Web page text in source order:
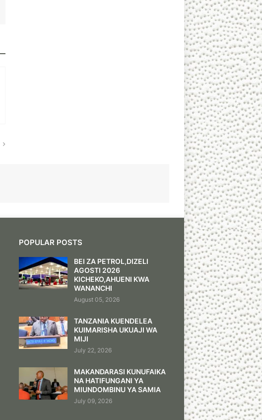
POPULAR POSTS
BEI ZA PETROL,DIZELI
AGOSTI 2026
KICHEKO,AHUENI KWA
WANANCHI
August 05, 2026
TANZANIA KUENDELEA
KUIMARISHA UKUAJI WA
MIJI
July 22, 2026
MAKANDARASI KUNUFAIKA
NA HATIFUNGANI YA
MIUNDOMBINU YA SAMIA
July 09, 2026